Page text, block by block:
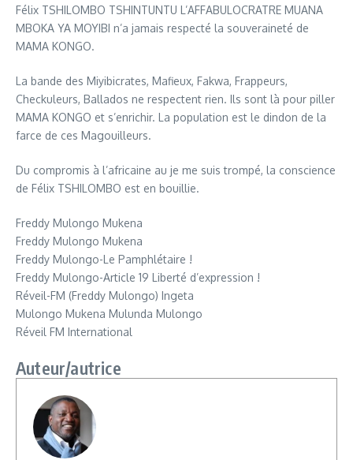
Félix TSHILOMBO TSHINTUNTU L’AFFABULOCRATRE MUANA
MBOKA YA MOYIBI n’a jamais respecté la souveraineté de
MAMA KONGO.
La bande des Miyibicrates, Mafieux, Fakwa, Frappeurs,
Checkuleurs, Ballados ne respectent rien. Ils sont là pour piller
MAMA KONGO et s’enrichir. La population est le dindon de la
farce de ces Magouilleurs.
Du compromis à l’africaine au je me suis trompé, la conscience
de Félix TSHILOMBO est en bouillie.
Freddy Mulongo Mukena
Freddy Mulongo Mukena
Freddy Mulongo-Le Pamphlétaire !
Freddy Mulongo-Article 19 Liberté d’expression !
Réveil-FM (Freddy Mulongo) Ingeta
Mulongo Mukena Mulunda Mulongo
Réveil FM International
Auteur/autrice